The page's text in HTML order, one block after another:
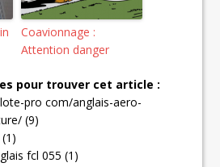
Coavionnage :
Attention danger
pour trouver cet article :
pro com/anglais-aero-
(9)
fcl 055 (1)